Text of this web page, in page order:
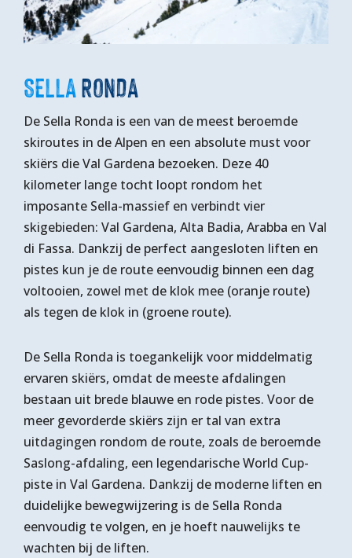
SELLARONDA
De Sella Ronda is een van de meest beroemde
skiroutes in de Alpen en een absolute must voor
skiërs die Val Gardena bezoeken. Deze 40
kilometer lange tocht loopt rondom het
imposante Sella-massief en verbindt vier
skigebieden: Val Gardena, Alta Badia, Arabba en Val
di Fassa. Dankzij de perfect aangesloten liften en
pistes kun je de route eenvoudig binnen een dag
voltooien, zowel met de klok mee (oranje route)
als tegen de klok in (groene route).
De Sella Ronda is toegankelijk voor middelmatig
ervaren skiërs, omdat de meeste afdalingen
bestaan uit brede blauwe en rode pistes. Voor de
meer gevorderde skiërs zijn er tal van extra
uitdagingen rondom de route, zoals de beroemde
Saslong-afdaling, een legendarische World Cup-
piste in Val Gardena. Dankzij de moderne liften en
duidelijke bewegwijzering is de Sella Ronda
eenvoudig te volgen, en je hoeft nauwelijks te
wachten bij de liften.